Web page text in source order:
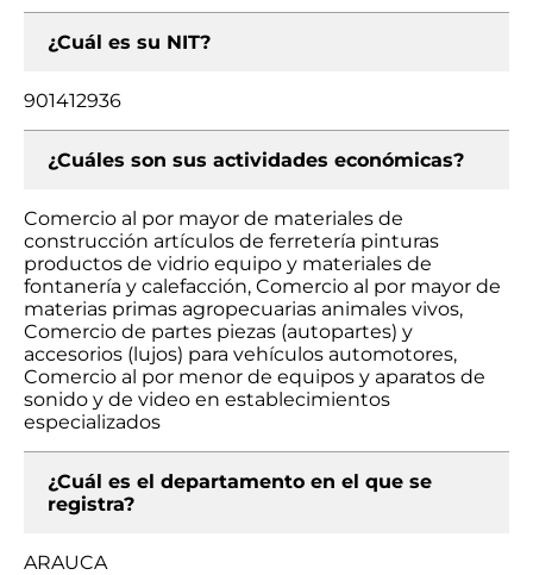
¿Cuál es su NIT?
901412936
¿Cuáles son sus actividades económicas?
Comercio al por mayor de materiales de
construcción artículos de ferretería pinturas
productos de vidrio equipo y materiales de
fontanería y calefacción, Comercio al por mayor de
materias primas agropecuarias animales vivos,
Comercio de partes piezas (autopartes) y
accesorios (lujos) para vehículos automotores,
Comercio al por menor de equipos y aparatos de
sonido y de video en establecimientos
especializados
¿Cuál es el departamento en el que se
registra?
ARAUCA